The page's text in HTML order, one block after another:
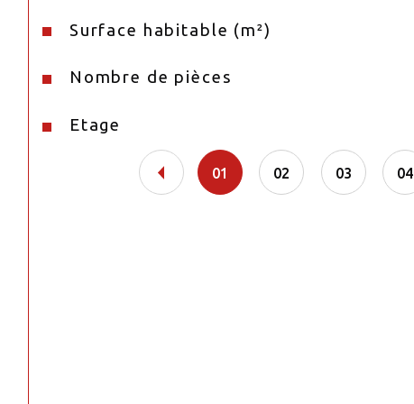
Surface habitable (m²)
Nombre de pièces
Etage
01 02 03 04